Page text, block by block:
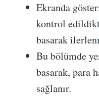
Ekranda
kontrol
basarak
Bu bölümde
basarak, para
sağlanır.